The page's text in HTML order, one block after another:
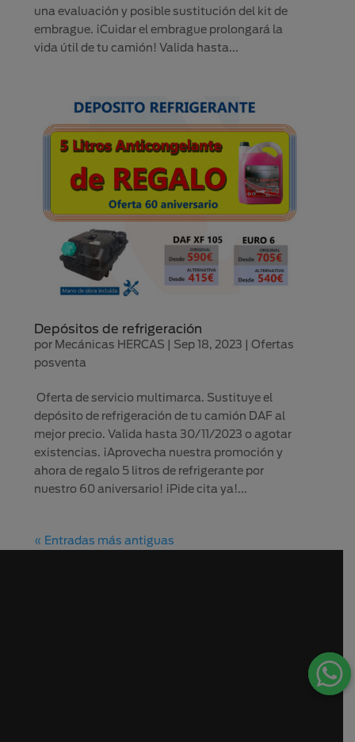
una evaluación y posible sustitución del kit de
embrague. ¡Cuidar el embrague prolongará la
vida útil de tu camión! Valida hasta...
Depósitos de refrigeración
por Mecánicas HERCAS Sep 18, 2023 |Ofertas
posventa
Oferta de servicio multimarca. Sustituye el
depósito de refrigeración de tu camión DAF al
mejor precio. Valida hasta 30/11/2023 o agotar
existencias. ¡Aprovecha nuestra promoción y
ahora de regalo 5 litros de refrigerante por
nuestro 60 aniversario! ¡Pide cita ya!...
« Entradas más antiguas